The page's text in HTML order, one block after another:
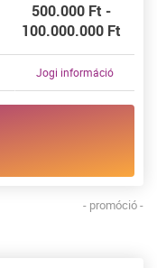
500.000 Ft -
100.000.000 Ft
Jogi információ
- promóció -